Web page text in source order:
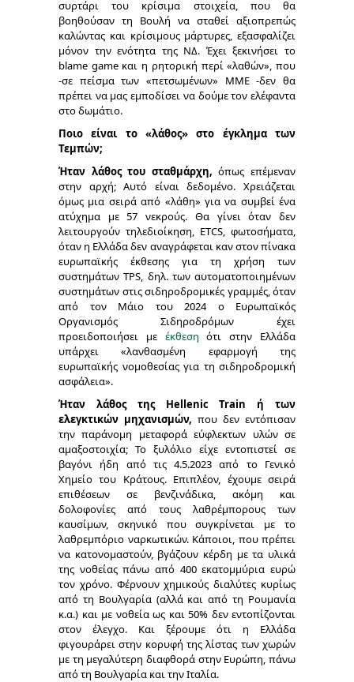
συρτάρι του κρίσιμα στοιχεία, που θα
βοηθούσαν τη Βουλή να σταθεί αξιοπρεπώς
καλώντας και κρίσιμους μάρτυρες, εξασφαλίζει
μόνον την ενότητα της ΝΔ. Έχει ξεκινήσει το
blame game και η ρητορική περί «λαθών», που
-σε πείσμα των «πετσωμένων» ΜΜΕ -δεν θα
πρέπει να μας εμποδίσει να δούμε τον ελέφαντα
στο δωμάτιο.
Ποιο είναι το «λάθος» στο έγκλημα των
Τεμπών;
Ήταν λάθος του σταθμάρχη, όπως επέμεναν
στην αρχή; Αυτό είναι δεδομένο. Χρειάζεται
όμως μια σειρά από «λάθη» για να συμβεί ένα
ατύχημα με 57 νεκρούς. Θα γίνει όταν δεν
λειτουργούν τηλεδιοίκηση, ETCS, φωτοσήματα,
όταν η Ελλάδα δεν αναγράφεται καν στον πίνακα
ευρωπαϊκής έκθεσης για τη χρήση των
συστημάτων TPS, δηλ. των αυτοματοποιημένων
συστημάτων στις σιδηροδρομικές γραμμές, όταν
από τον Μάιο του 2024 ο Ευρωπαϊκός
Οργανισμός Σιδηροδρόμων έχει
προειδοποιήσει με έκθεση ότι στην Ελλάδα
υπάρχει «λανθασμένη εφαρμογή της
ευρωπαϊκής νομοθεσίας για τη σιδηροδρομική
ασφάλεια».
Ήταν λάθος της Hellenic Train ή των
ελεγκτικών μηχανισμών, που δεν εντόπισαν
την παράνομη μεταφορά εύφλεκτων υλών σε
αμαξοστοιχία; Το ξυλόλιο είχε εντοπιστεί σε
βαγόνι ήδη από τις 4.5.2023 από το Γενικό
Χημείο του Κράτους. Επιπλέον, έχουμε σειρά
επιθέσεων σε βενζινάδικα, ακόμη και
δολοφονίες από τους λαθρέμπορους των
καυσίμων, σκηνικό που συγκρίνεται με το
λαθρεμπόριο ναρκωτικών. Κάποιοι, που πρέπει
να κατονομαστούν, βγάζουν κέρδη με τα υλικά
της νοθείας πάνω από 400 εκατομμύρια ευρώ
τον χρόνο. Φέρνουν χημικούς διαλύτες κυρίως
από τη Βουλγαρία (αλλά και από τη Ρουμανία
κ.α.) και με νοθεία ως και 50% δεν εντοπίζονται
στον έλεγχο. Και ξέρουμε ότι η Ελλάδα
φιγουράρει στην κορυφή της λίστας των χωρών
με τη μεγαλύτερη διαφθορά στην Ευρώπη, πάνω
από τη Βουλγαρία και την Ιταλία.